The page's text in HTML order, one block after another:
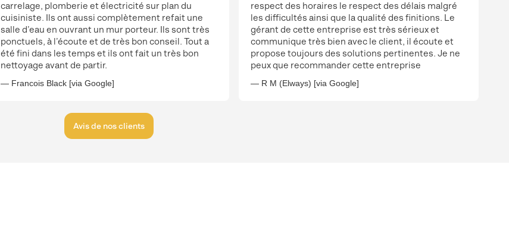
carrelage, plomberie et électricité sur plan du
cuisiniste. Ils ont aussi complètement refait une
salle d’eau en ouvrant un mur porteur. Ils sont très
ponctuels, à l’écoute et de très bon conseil. Tout a
été fini dans les temps et ils ont fait un très bon
nettoyage avant de partir.
— Francois Black [via Google]
respect des horaires le respect des délais malgré
les difficultés ainsi que la qualité des finitions. Le
gérant de cette entreprise est très sérieux et
communique très bien avec le client, il écoute et
propose toujours des solutions pertinentes. Je ne
peux que recommander cette entreprise
— R M (Elways) [via Google]
Avis de nos clients